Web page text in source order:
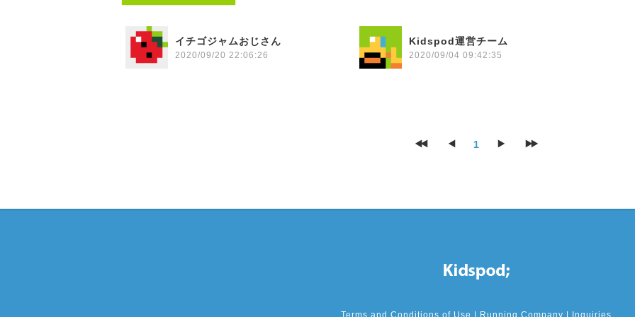
イチゴジャムおじさん
2020/09/20 22:06:26
Kidspod運営チーム
2020/09/04 09:42:35
1
Terms and Conditions of Use Running Company Inquiries